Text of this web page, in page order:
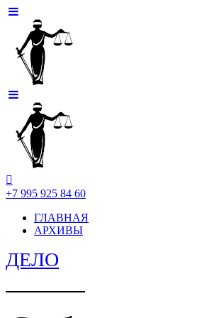
+7 995 925 84 60
ГЛАВНАЯ
АРХИВЫ
ДЕЛО